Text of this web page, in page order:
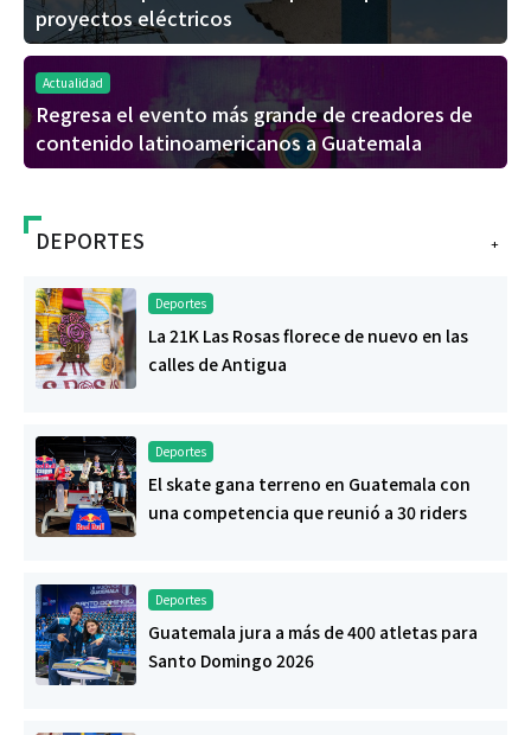
proyectos eléctricos
Actualidad
Regresa el evento más grande de creadores de
contenido latinoamericanos a Guatemala
+
DEPORTES
Deportes
La 21K Las Rosas florece de nuevo en las
calles de Antigua
Deportes
El skate gana terreno en Guatemala con
una competencia que reunió a 30 riders
Deportes
Guatemala jura a más de 400 atletas para
Santo Domingo 2026